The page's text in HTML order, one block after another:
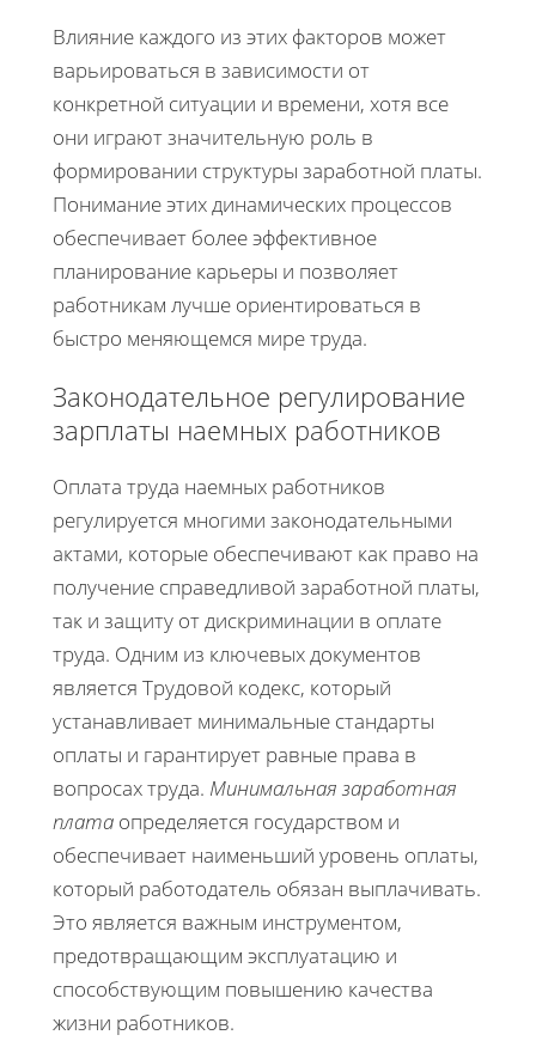
Влияние каждого из этих факторов может
варьироваться в зависимости от
конкретной ситуации и времени, хотя все
они играют значительную роль в
формировании структуры заработной платы.
Понимание этих динамических процессов
обеспечивает более эффективное
планирование карьеры и позволяет
работникам лучше ориентироваться в
быстро меняющемся мире труда.
Законодательное регулирование
зарплаты наемных работников
Оплата труда наемных работников
регулируется многими законодательными
актами, которые обеспечивают как право на
получение справедливой заработной платы,
так и защиту от дискриминации в оплате
труда. Одним из ключевых документов
является Трудовой кодекс, который
устанавливает минимальные стандарты
оплаты и гарантирует равные права в
вопросах труда. Минимальная заработная
плата определяется государством и
обеспечивает наименьший уровень оплаты,
который работодатель обязан выплачивать.
Это является важным инструментом,
предотвращающим эксплуатацию и
способствующим повышению качества
жизни работников.